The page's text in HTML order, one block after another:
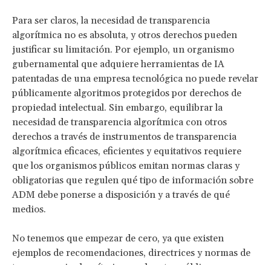
Para ser claros, la necesidad de transparencia
algorítmica no es absoluta, y otros derechos pueden
justificar su limitación. Por ejemplo, un organismo
gubernamental que adquiere herramientas de IA
patentadas de una empresa tecnológica no puede revelar
públicamente algoritmos protegidos por derechos de
propiedad intelectual. Sin embargo, equilibrar la
necesidad de transparencia algorítmica con otros
derechos a través de instrumentos de transparencia
algorítmica eficaces, eficientes y equitativos requiere
que los organismos públicos emitan normas claras y
obligatorias que regulen qué tipo de información sobre
ADM debe ponerse a disposición y a través de qué
medios.
No tenemos que empezar de cero, ya que existen
ejemplos de recomendaciones, directrices y normas de